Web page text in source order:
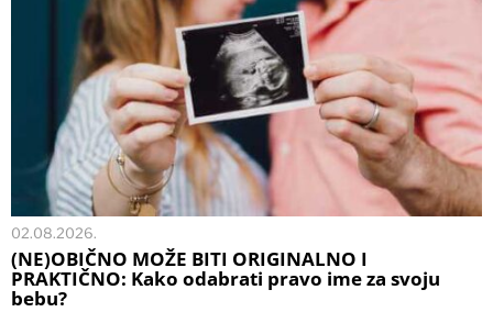
02.08.2026.
(NE)OBIČNO MOŽE BITI ORIGINALNO I
PRAKTIČNO: Kako odabrati pravo ime za svoju
bebu?